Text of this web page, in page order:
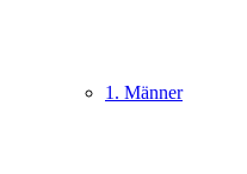
1. Männer